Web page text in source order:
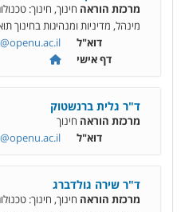
מרכזת הוראה חינוך, חינוך:
מינהל, מדיניות ומנהיגות בחינוך
דוא"ל
דף אישי
ד"ר גלית ברנשטוק
מרכזת הוראה חינוך
דוא"ל
ד"ר שירה גולדברג
מרכזת הוראה חינוך, חינוך: